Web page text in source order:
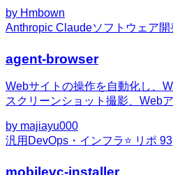
by Hmbown
Anthropic Claudeソフトウェア開
agent-browser
Webサイトの操作を自動化し、
スクリーンショット撮影、Web
by majiayu000
汎用 DevOps・インフラ⭐ リポ 93
mobilevc-installer